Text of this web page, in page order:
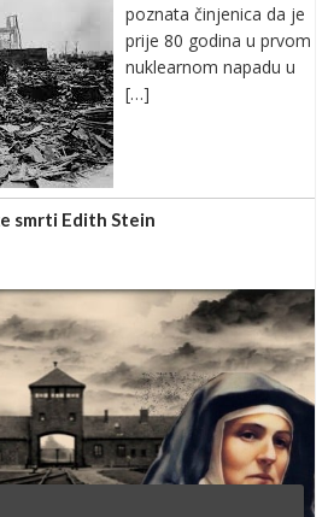
poznata činjenica da je
prije 80 godina u prvom
nuklearnom napadu u
[…]
smrti Edith Stein